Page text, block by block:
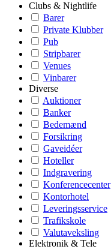
Clubs & Nightlife
Barer
Private Klubber
Pub
Stripbarer
Venues
Vinbarer
Diverse
Auktioner
Banker
Bedemænd
Forsikring
Gaveidéer
Hoteller
Indgravering
Konferencecenter
Kontorhotel
Leveringsservice
Trafikskole
Valutaveksling
Elektronik & Tele